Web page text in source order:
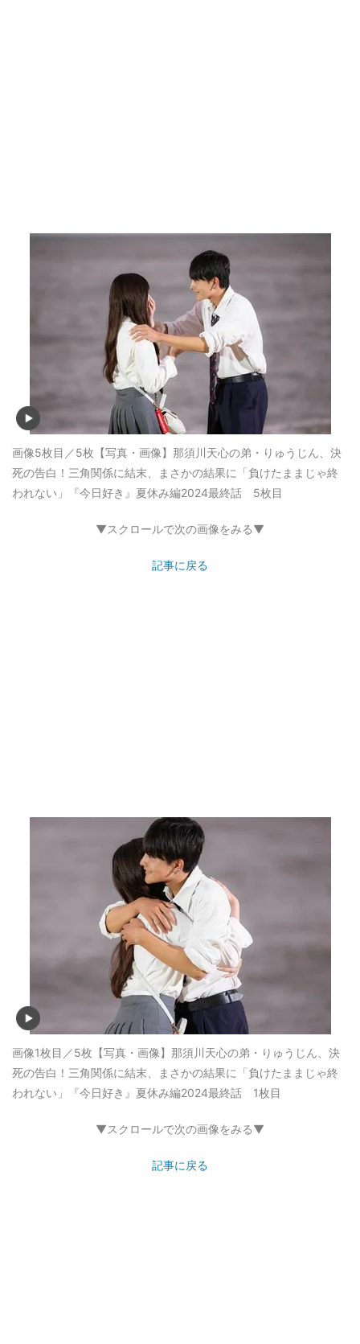
画像5枚目／5枚 【写真・画像】那須川天心の弟・りゅうじん、決
死の告白！三角関係に結末、まさかの結果に「負けたままじゃ終
われない」『今日好き』夏休み編2024最終話 5枚目
▼スクロールで次の画像をみる▼
記事に戻る
画像1枚目／5枚 【写真・画像】那須川天心の弟・りゅうじん、決
死の告白！三角関係に結末、まさかの結果に「負けたままじゃ終
われない」『今日好き』夏休み編2024最終話 1枚目
▼スクロールで次の画像をみる▼
記事に戻る